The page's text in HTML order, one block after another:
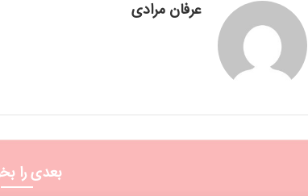
عرفان مرادی
بعدی را